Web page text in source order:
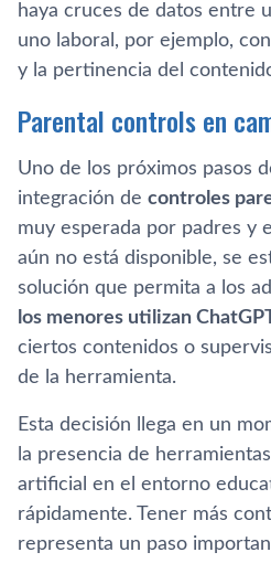
haya cruces de datos entre
uno laboral, por ejemplo,
y la pertinencia del
Parental controls en
Uno de los próximos pasos
integración de controles
muy esperada por padres y
aún no está disponible, se
solución que permita a los
los menores utilizan ChatGPT
ciertos contenidos o
de la herramienta.
Esta decisión llega en un
la presencia de
artificial en el entorno
rápidamente. Tener más
representa un paso